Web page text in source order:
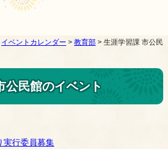
イベントカレンダー > 教育部 > 生涯学習課 市公民
公民館のイベント
実行委員募集